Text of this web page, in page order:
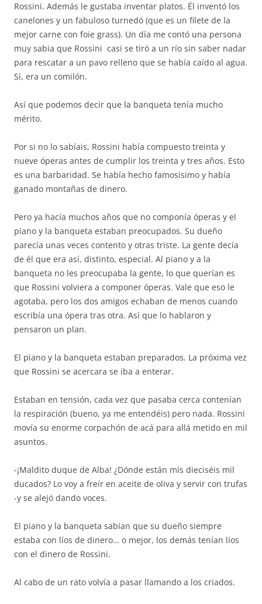
Rossini. Además le gustaba inventar platos. Él inventó los
canelones y un fabuloso turnedó (que es un filete de la
mejor carne con foie grass). Un día me contó una persona
muy sabia que Rossini casi se tiró a un río sin saber nadar
para rescatar a un pavo relleno que se había caído al agua.
Sí, era un comilón.
Así que podemos decir que la banqueta tenía mucho
mérito.
Por si no lo sabíais, Rossini había compuesto treinta y
nueve óperas antes de cumplir los treinta y tres años. Esto
es una barbaridad. Se había hecho famosísimo y había
ganado montañas de dinero.
Pero ya hacía muchos años que no componía óperas y el
piano y la banqueta estaban preocupados. Su dueño
parecía unas veces contento y otras triste. La gente decía
de él que era así, distinto, especial. Al piano y a la
banqueta no les preocupaba la gente, lo que querían es
que Rossini volviera a componer óperas. Vale que eso le
agotaba, pero los dos amigos echaban de menos cuando
escribía una ópera tras otra. Así que lo hablaron y
pensaron un plan.
El piano y la banqueta estaban preparados. La próxima vez
que Rossini se acercara se iba a enterar.
Estaban en tensión, cada vez que pasaba cerca contenían
la respiración (bueno, ya me entendéis) pero nada. Rossini
movía su enorme corpachón de acá para allá metido en mil
asuntos.
-¡Maldito duque de Alba! ¿Dónde están mis dieciséis mil
ducados? Lo voy a freír en aceite de oliva y servir con trufas
-y se alejó dando voces.
El piano y la banqueta sabían que su dueño siempre
estaba con líos de dinero… o mejor, los demás tenían líos
con el dinero de Rossini.
Al cabo de un rato volvía a pasar llamando a los criados.